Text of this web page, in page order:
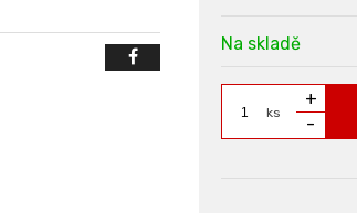
Na skladě
ks
+
-